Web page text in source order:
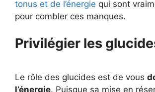
tonus et de l’énergie qui sont
pour combler ces manques.
Privilégier les
Le rôle des glucides est de vous
l’énergie. Puisque sa mise en